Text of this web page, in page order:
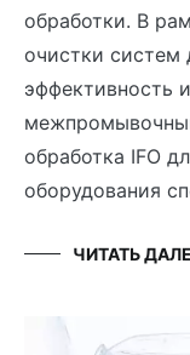
обработки. В
очистки систем
эффективность
обработка IFO
оборудования
ЧИТАТЬ